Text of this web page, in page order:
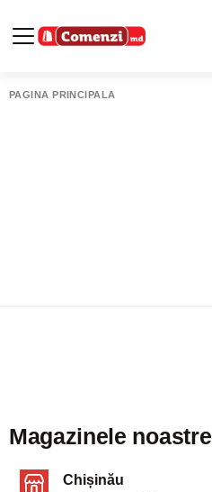
PAGINA PRINCIPALĂ
Magazinele noastre
Chișinău